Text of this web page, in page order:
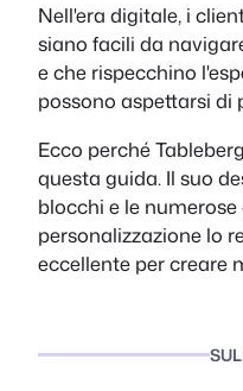
Nell'era digitale, i
siano facili da
e che rispecchino
possono aspettarsi di
Ecco perché
questa guida. Il suo
blocchi e le
personalizzazione lo
eccellente per creare